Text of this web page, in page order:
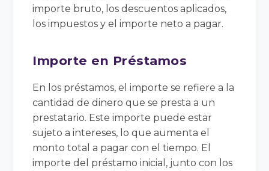
importe bruto, los descuentos aplicados,
los impuestos y el importe neto a pagar.
Importe en Préstamos
En los préstamos, el importe se refiere a la
cantidad de dinero que se presta a un
prestatario. Este importe puede estar
sujeto a intereses, lo que aumenta el
monto total a pagar con el tiempo. El
importe del préstamo inicial, junto con los